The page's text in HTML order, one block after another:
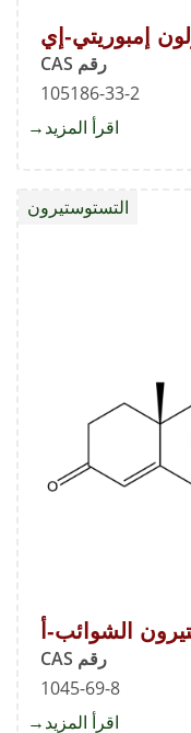
إمبوريتي-إي
رقم CAS
105186-33-2
اقرأ المزيد
إي
الشوائب-أ
رقم CAS
1045-69-8
التستوستيرون
اقرأ المزيد